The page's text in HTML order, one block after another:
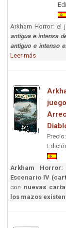
Arkham Horror: el
antigua e intensa
antiguo e intenso
Leer más
Arkham
Escenario IV
con nuevas
los mazos